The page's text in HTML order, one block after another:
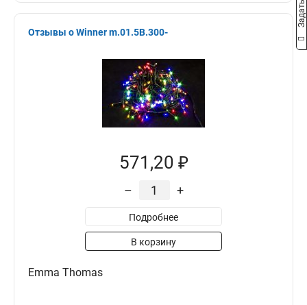
Отзывы о Winner m.01.5B.300-
571,20 ₽
– +
Подробнее
В корзину
Emma Thomas